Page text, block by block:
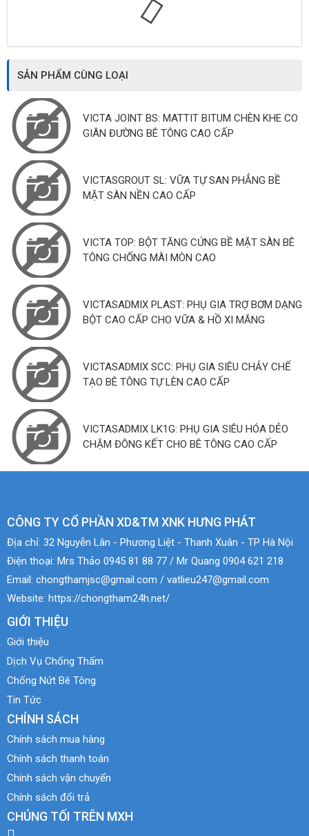
SẢN PHẨM CÙNG LOẠI
VICTA JOINT BS: MATTIT BITUM CHÈN KHE CO
GIÃN ĐƯỜNG BÊ TÔNG CAO CẤP
VICTASGROUT SL: VỮA TỰ SAN PHẲNG BỀ
MẶT SÀN NỀN CAO CẤP
VICTA TOP: BỘT TĂNG CỨNG BỀ MẶT SÀN BÊ
TÔNG CHỐNG MÀI MÒN CAO
VICTASADMIX PLAST: PHỤ GIA TRỢ BƠM DẠNG
BỘT CAO CẤP CHO VỮA & HỒ XI MĂNG
VICTASADMIX SCC: PHỤ GIA SIÊU CHẢY CHẾ
TẠO BÊ TÔNG TỰ LÈN CAO CẤP
VICTASADMIX LK1G: PHỤ GIA SIÊU HÓA DẺO
CHẬM ĐÔNG KẾT CHO BÊ TÔNG CAO CẤP
CÔNG TY CỔ PHẦN XD&TM XNK HƯNG PHÁT
Địa chỉ: 32 Nguyễn Lân - Phương Liệt - Thanh Xuân - TP Hà Nội
Điện thoại: Mrs Thảo 0945 81 88 77 / Mr Quang 0904 621 218
Email: chongthamjsc@gmail.com / vatlieu247@gmail.com
Website: https://chongtham24h.net/
GIỚI THIỆU
Giới thiệu
Dịch Vụ Chống Thấm
Chống Nứt Bê Tông
Tin Tức
CHÍNH SÁCH
Chính sách mua hàng
Chính sách thanh toán
Chính sách vận chuyển
Chính sách đổi trả
CHÚNG TỐI TRÊN MXH